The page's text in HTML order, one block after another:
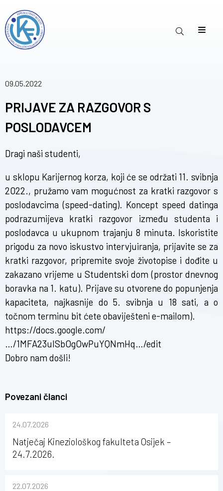
09.05.2022
PRIJAVE ZA RAZGOVOR S
POSLODAVCEM
Dragi naši studenti,
u sklopu Karijernog korza, koji će se održati 11. svibnja
2022., pružamo vam mogućnost za kratki razgovor s
poslodavcima (speed-dating). Koncept speed datinga
podrazumijeva kratki razgovor između studenta i
poslodavca u ukupnom trajanju 8 minuta. Iskoristite
prigodu za novo iskustvo intervjuiranja, prijavite se za
kratki razgovor, pripremite svoje životopise i dođite u
zakazano vrijeme u Studentski dom (prostor dnevnog
boravka na 1. katu). Prijave su otvorene do popunjenja
kapaciteta, najkasnije do 5. svibnja u 18 sati, a o
točnom terminu bit ćete obaviješteni e-mailom).
https://docs.google.com/
…/1MFA23ulSbOgOwPuYQNmHq…/edit
Dobro nam došli!
Povezani članci
24.07.2026
Natječaj Kineziološkog fakulteta Osijek –
24.7.2026.
22.07.2026